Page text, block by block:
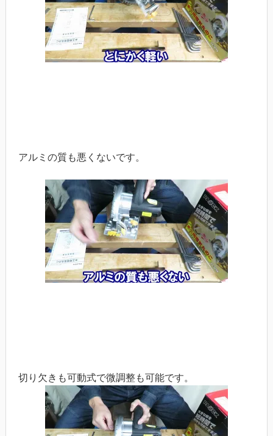
アルミの質も悪くないです。
切り欠きも可動式で微調整も可能です。